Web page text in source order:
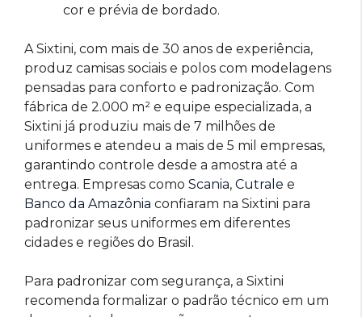
cor e prévia de bordado.
A Sixtini, com mais de 30 anos de experiência,
produz camisas sociais e polos com modelagens
pensadas para conforto e padronização. Com
fábrica de 2.000 m² e equipe especializada, a
Sixtini já produziu mais de 7 milhões de
uniformes e atendeu a mais de 5 mil empresas,
garantindo controle desde a amostra até a
entrega. Empresas como Scania, Cutrale e
Banco da Amazônia confiaram na Sixtini para
padronizar seus uniformes em diferentes
cidades e regiões do Brasil.
Para padronizar com segurança, a Sixtini
recomenda formalizar o padrão técnico em um